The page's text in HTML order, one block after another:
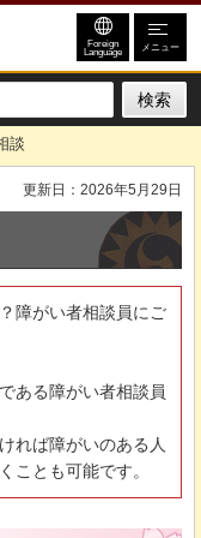
Foreign
Language メニュー
談
更新日：2026年5月29日
障がい者相談員にご
ある障がい者相談員
れば障がいのある人
ことも可能です。